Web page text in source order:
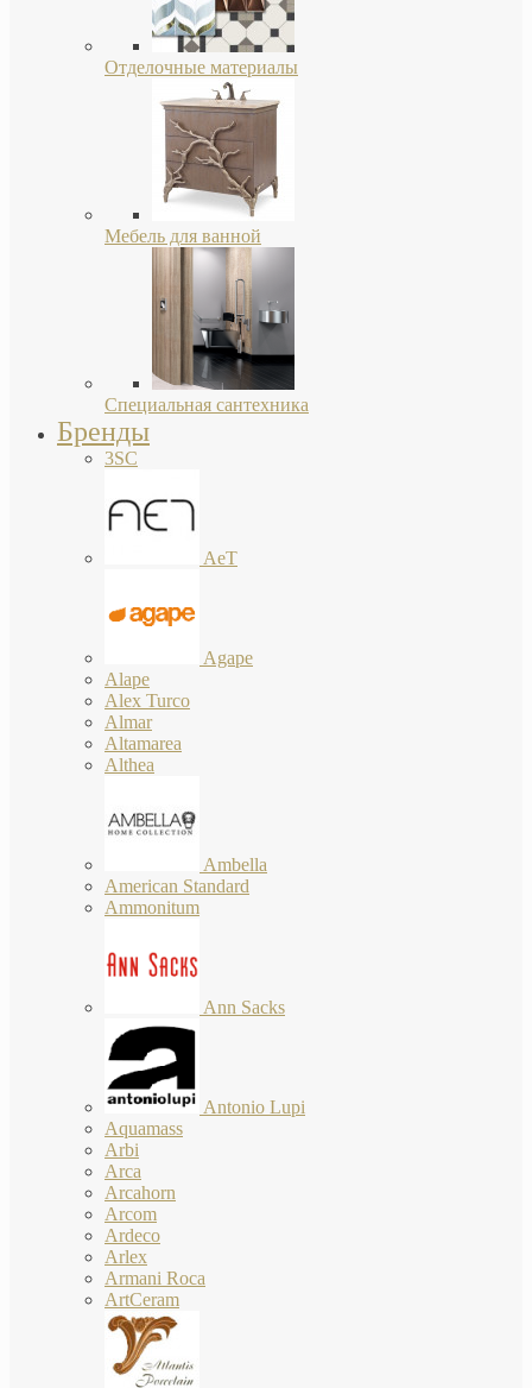
Отделочные материалы
Мебель для ванной
Специальная сантехника
Бренды
3SC
AeT
Agape
Alape
Alex Turco
Almar
Altamarea
Althea
Ambella
American Standard
Ammonitum
Ann Sacks
Antonio Lupi
Aquamass
Arbi
Arca
Arcahorn
Arcom
Ardeco
Arlex
Armani Roca
ArtCeram